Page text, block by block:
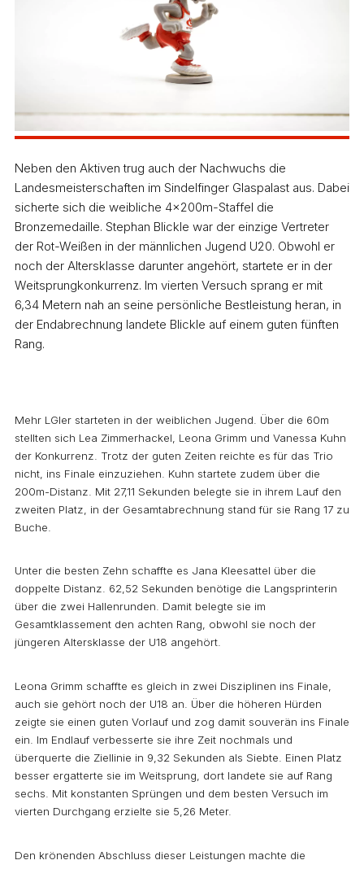
Neben den Aktiven trug auch der Nachwuchs die
Landesmeisterschaften im Sindelfinger Glaspalast aus. Dabei
sicherte sich die weibliche 4x200m-Staffel die
Bronzemedaille. Stephan Blickle war der einzige Vertreter
der Rot-Weißen in der männlichen Jugend U20. Obwohl er
noch der Altersklasse darunter angehört, startete er in der
Weitsprungkonkurrenz. Im vierten Versuch sprang er mit
6,34 Metern nah an seine persönliche Bestleistung heran, in
der Endabrechnung landete Blickle auf einem guten fünften
Rang.
Mehr LGler starteten in der weiblichen Jugend. Über die 60m
stellten sich Lea Zimmerhackel, Leona Grimm und Vanessa Kuhn
der Konkurrenz. Trotz der guten Zeiten reichte es für das Trio
nicht, ins Finale einzuziehen. Kuhn startete zudem über die
200m-Distanz. Mit 27,11 Sekunden belegte sie in ihrem Lauf den
zweiten Platz, in der Gesamtabrechnung stand für sie Rang 17 zu
Buche.
Unter die besten Zehn schaffte es Jana Kleesattel über die
doppelte Distanz. 62,52 Sekunden benötige die Langsprinterin
über die zwei Hallenrunden. Damit belegte sie im
Gesamtklassement den achten Rang, obwohl sie noch der
jüngeren Altersklasse der U18 angehört.
Leona Grimm schaffte es gleich in zwei Disziplinen ins Finale,
auch sie gehört noch der U18 an. Über die höheren Hürden
zeigte sie einen guten Vorlauf und zog damit souverän ins Finale
ein. Im Endlauf verbesserte sie ihre Zeit nochmals und
überquerte die Ziellinie in 9,32 Sekunden als Siebte. Einen Platz
besser ergatterte sie im Weitsprung, dort landete sie auf Rang
sechs. Mit konstanten Sprüngen und dem besten Versuch im
vierten Durchgang erzielte sie 5,26 Meter.
Den krönenden Abschluss dieser Leistungen machte die